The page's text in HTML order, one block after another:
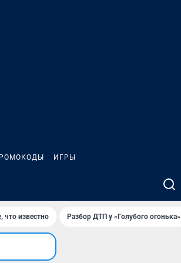
ИГРЫ
что известно Разбор ДТП у «Голубого огонька»